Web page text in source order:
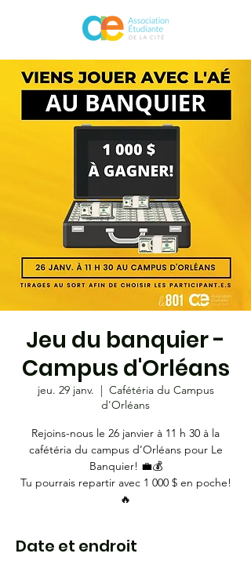
Jeu du banquier -
Campus d'Orléans
jeu. 29 janv.
  |
Cafétéria du Campus
d'Orléans
Rejoins-nous le 26 janvier à 11 h 30 à la
cafétéria du campus d’Orléans pour Le
Banquier! 💼💰
Tu pourrais repartir avec 1 000 $ en poche!
🔥
Date et endroit